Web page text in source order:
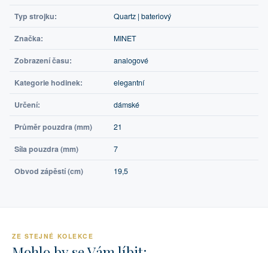
Typ strojku: Quartz | bateriový
Značka: MINET
Zobrazení času: analogové
Kategorie hodinek: elegantní
Určení: dámské
Průměr pouzdra (mm) 21
Síla pouzdra (mm) 7
Obvod zápěstí (cm) 19,5
ZE STEJNÉ KOLEKCE